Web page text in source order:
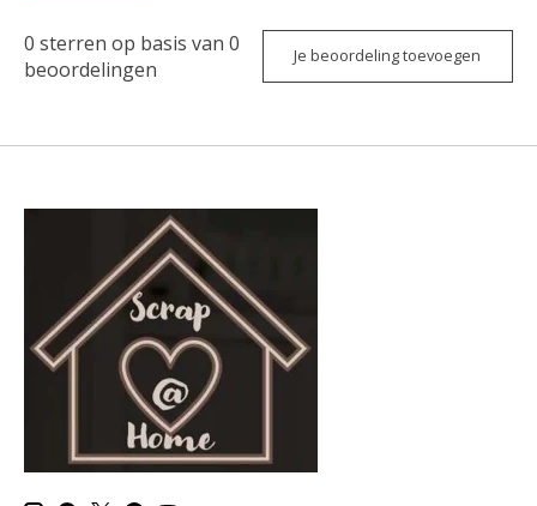
0 sterren op basis van 0
beoordelingen
Je beoordeling toevoegen